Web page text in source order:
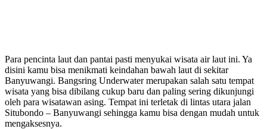
Para pencinta laut dan pantai pasti menyukai wisata air laut ini. Ya
disini kamu bisa menikmati keindahan bawah laut di sekitar
Banyuwangi. Bangsring Underwater merupakan salah satu tempat
wisata yang bisa dibilang cukup baru dan paling sering dikunjungi
oleh para wisatawan asing. Tempat ini terletak di lintas utara jalan
Situbondo – Banyuwangi sehingga kamu bisa dengan mudah untuk
mengaksesnya.